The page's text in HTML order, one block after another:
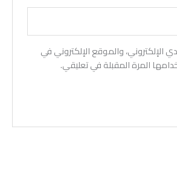
الإلكتروني، والموقع الإلكتروني في
المرة المقبلة في تعليقي.